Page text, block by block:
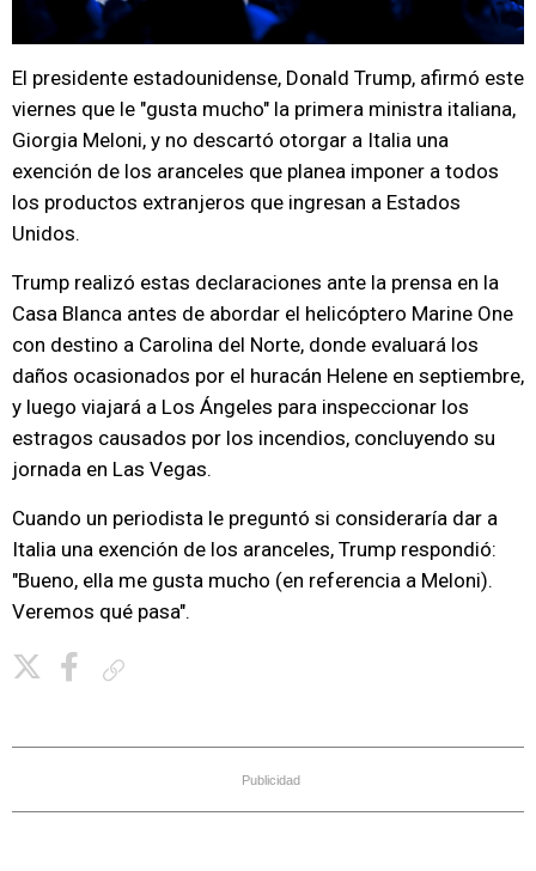
El presidente estadounidense, Donald Trump, afirmó este
viernes que le "gusta mucho" la primera ministra italiana,
Giorgia Meloni, y no descartó otorgar a Italia una
exención de los aranceles que planea imponer a todos
los productos extranjeros que ingresan a Estados
Unidos.
Trump realizó estas declaraciones ante la prensa en la
Casa Blanca antes de abordar el helicóptero Marine One
con destino a Carolina del Norte, donde evaluará los
daños ocasionados por el huracán Helene en septiembre,
y luego viajará a Los Ángeles para inspeccionar los
estragos causados por los incendios, concluyendo su
jornada en Las Vegas.
Cuando un periodista le preguntó si consideraría dar a
Italia una exención de los aranceles, Trump respondió:
"Bueno, ella me gusta mucho (en referencia a Meloni).
Veremos qué pasa".
Publicidad